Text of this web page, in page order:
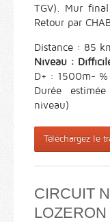
TGV). Mur
Retour par
Distance : 85
Niveau :
D+ : 1500m-
Durée
niveau)
Téléchargez le
CIRCUIT